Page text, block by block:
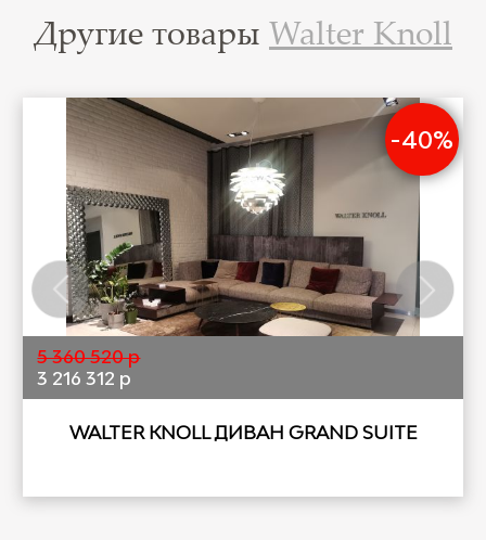
Другие товары Walter Knoll
-40%
5 360 520 р
3 216 312 р
WALTER KNOLL ДИВАН GRAND SUITE